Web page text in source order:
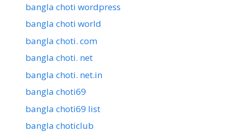
bangla choti wordpress
bangla choti world
bangla choti. com
bangla choti. net
bangla choti. net.in
bangla choti69
bangla choti69 list
bangla choticlub